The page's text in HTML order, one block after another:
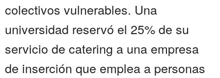
colectivos vulnerables. Una
universidad reservó el 25% de su
servicio de catering a una empresa
de inserción que emplea a personas